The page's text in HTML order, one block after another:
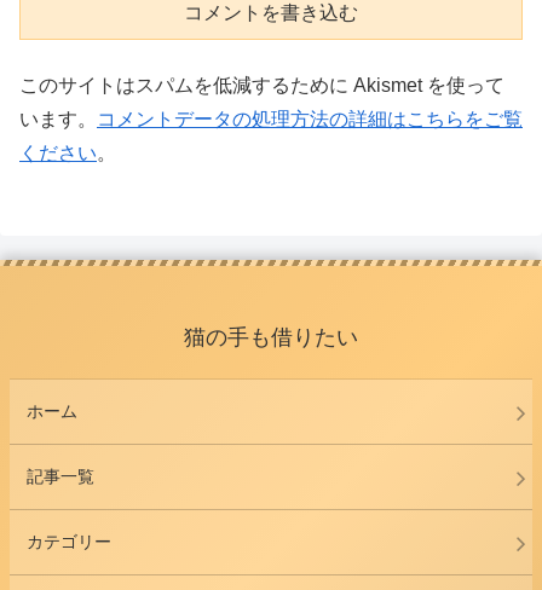
コメントを書き込む
このサイトはスパムを低減するために Akismet を使って
います。
コメントデータの処理方法の詳細はこちらをご覧
ください。
猫の手も借りたい
ホーム
記事一覧
カテゴリー